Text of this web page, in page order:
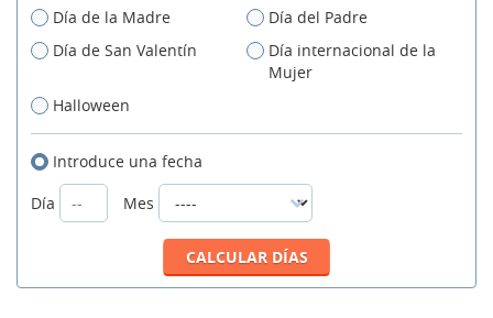
Día de la Madre
Día del Padre
Día de San Valentín
Día internacional de la
Mujer
Halloween
Introduce una fecha
Día
Mes